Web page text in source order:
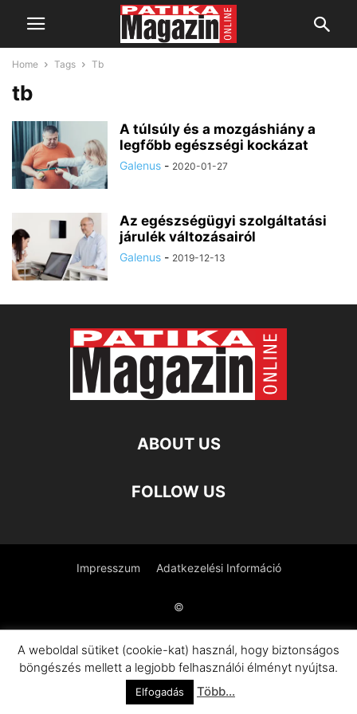
Home Tags Tb
tb
A túlsúly és a mozgáshiány a
legfőbb egészségi kockázat
Galenus - 2020-01-27
Az egészségügyi szolgáltatási
járulék változásairól
Galenus - 2019-12-13
ABOUT US
FOLLOW US
Impresszum Adatkezelési Információ
©
A weboldal sütiket (cookie-kat) használ, hogy biztonságos
böngészés mellett a legjobb felhasználói élményt nyújtsa.
Elfogadás Több...